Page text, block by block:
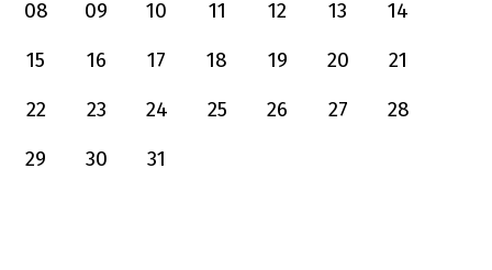
08
09 10 11 12 13
14
15
16 17 18 19 20
21
22
23 24 25 26 27
28
29
30 31